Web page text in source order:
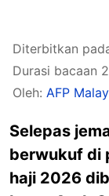
Diterbitkan
Durasi bacaan
Oleh: AFP
Selepas
berwukuf di
haji 2026